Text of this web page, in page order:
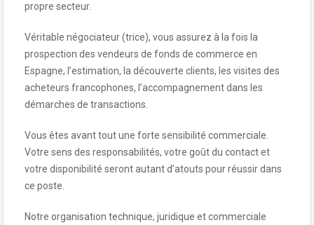
propre secteur.
Véritable négociateur (trice), vous assurez à la fois la
prospection des vendeurs de fonds de commerce en
Espagne, l’estimation, la découverte clients, les visites des
acheteurs francophones, l’accompagnement dans les
démarches de transactions.
Vous êtes avant tout une forte sensibilité commerciale.
Votre sens des responsabilités, votre goût du contact et
votre disponibilité seront autant d’atouts pour réussir dans
ce poste.
Notre organisation technique, juridique et commerciale